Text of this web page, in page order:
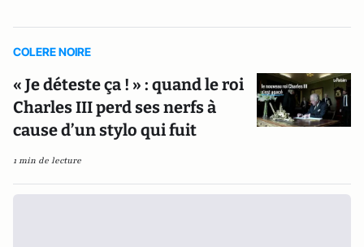
COLERE NOIRE
« Je déteste ça ! » : quand le roi
Charles III perd ses nerfs à
cause d’un stylo qui fuit
1 min de lecture